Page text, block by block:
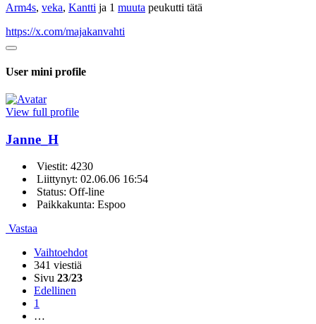
Arm4s, veka, Kantti ja 1 muuta peukutti tätä
https://x.com/majakanvahti
User mini profile
View full profile
Janne_H
Viestit: 4230
Liittynyt: 02.06.06 16:54
Status: Off-line
Paikkakunta: Espoo
Vastaa
Vaihtoehdot
341 viestiä
Sivu 23/23
Edellinen
1
…